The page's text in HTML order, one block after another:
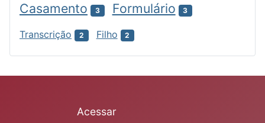
Casamento 3 Formulário 3
Transcrição 2 Filho 2
Acessar